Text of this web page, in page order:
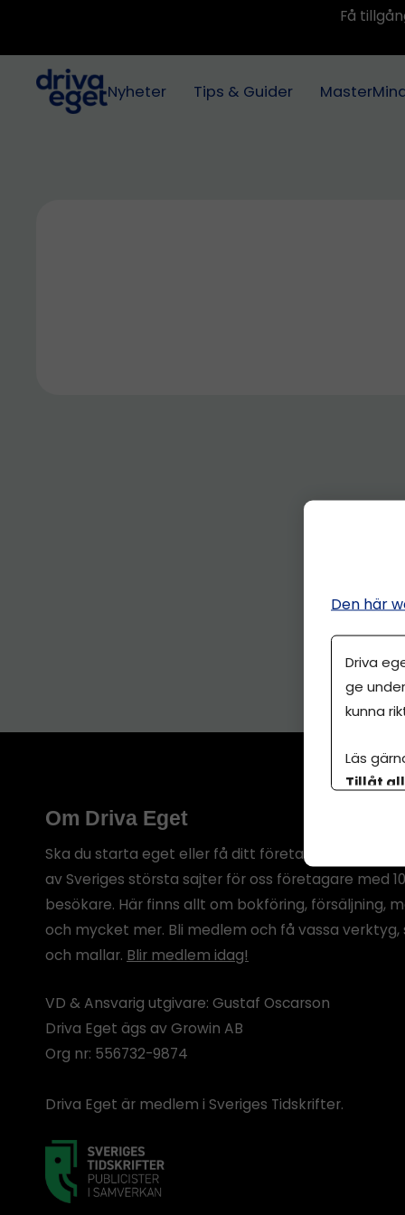
Få
Nyheter Tips & Guider
Om Driva Eget
Ska du starta eget eller få ditt företag att växa?
av Sveriges största sajter för oss företagare med
besökare. Här finns allt om bokföring, försäljning,
och mycket mer. Bli medlem och få vassa
och mallar. Blir medlem idag!
VD & Ansvarig utgivare: Gustaf Oscarson
Driva Eget ägs av Growin AB
Org nr: 556732-9874
Driva Eget är medlem i Sveriges Tidskrifter.
Den här
Driva
ge
kunna
Läs
Tillåt